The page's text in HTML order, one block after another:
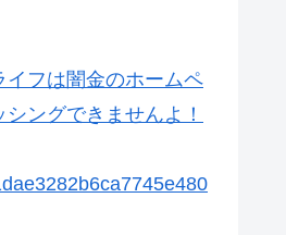
イフは闇金のホームペ
ングできませんよ！